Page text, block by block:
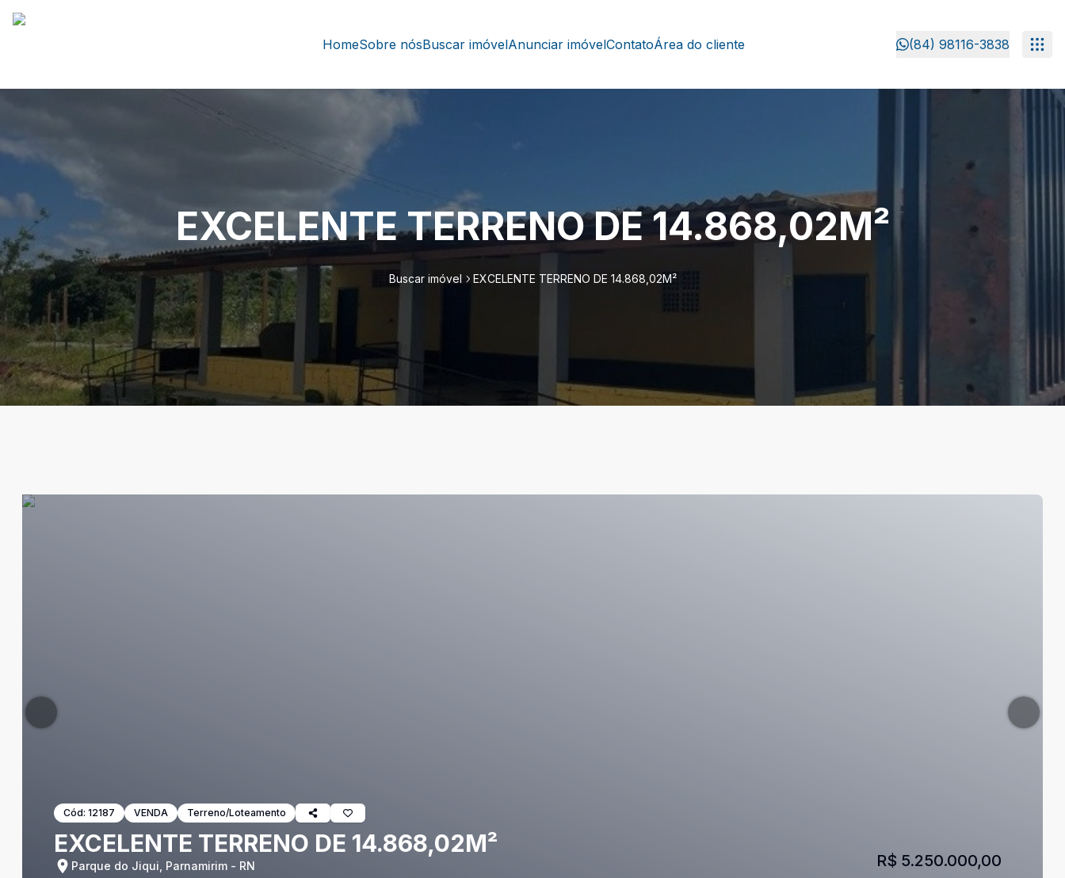
HomeSobre nósBuscar imóvelAnunciar imóvelContatoÁrea do cliente (84) 98116-3838
EXCELENTE TERRENO DE 14.868,02M²
Buscar imóvel EXCELENTE TERRENO DE 14.868,02M²
Cód: 12187 VENDA Terreno/Loteamento
EXCELENTE TERRENO DE 14.868,02M²
Parque do Jiqui, Parnamirim - RN R$ 5.250.000,00